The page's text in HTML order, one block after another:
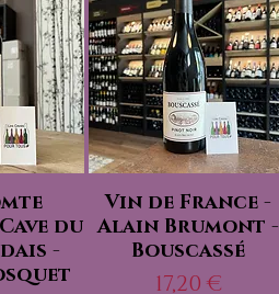
du
-
Vin de France -
Alain Brumont -
Bouscassé
Prix
17,20 €